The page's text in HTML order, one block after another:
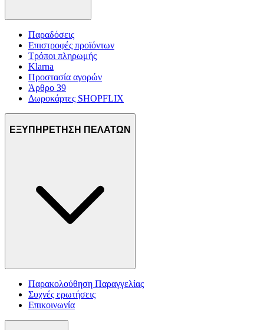
Παραδόσεις
Επιστροφές προϊόντων
Τρόποι πληρωμής
Klarna
Προστασία αγορών
Άρθρο 39
Δωροκάρτες SHOPFLIX
ΕΞΥΠΗΡΕΤΗΣΗ ΠΕΛΑΤΩΝ
Παρακολούθηση Παραγγελίας
Συχνές ερωτήσεις
Επικοινωνία